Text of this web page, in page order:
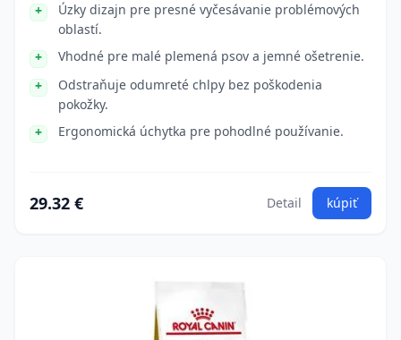
Úzky dizajn pre presné vyčesávanie problémových
oblastí.
Vhodné pre malé plemená psov a jemné ošetrenie.
Odstraňuje odumreté chlpy bez poškodenia
pokožky.
Ergonomická úchytka pre pohodlné používanie.
29.32 € Detail kúpiť